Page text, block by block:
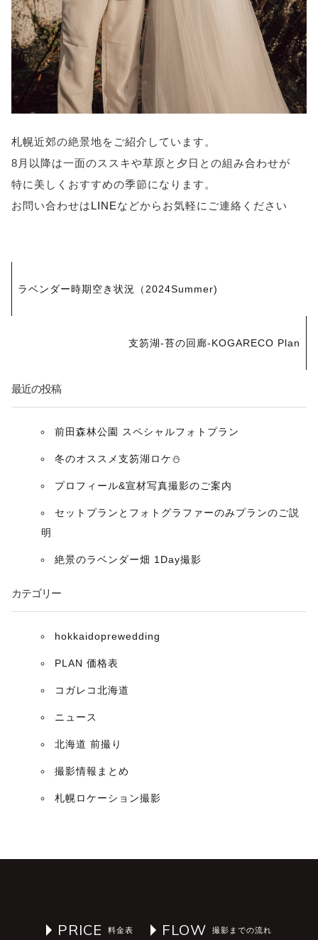
札幌近郊の絶景地をご紹介しています。
8月以降は一面のススキや草原と夕日との組み合わせが
特に美しくおすすめの季節になります。
お問い合わせはLINEなどからお気軽にご連絡ください
投
稿
ゲ
ラベンダー時期空き状況（2024Summer)
支笏湖-苔の回廊-KOGARECO Plan
最近の投稿
前田森林公園 スペシャルフォトプラン
冬のオススメ支笏湖ロケ⛄️
プロフィール&宣材写真撮影のご案内
セットプランとフォトグラファーのみプランのご説
明
絶景のラベンダー畑 1Day撮影
カテゴリー
hokkaidoprewedding
PLAN 価格表
コガレコ北海道
ニュース
北海道 前撮り
撮影情報まとめ
札幌ロケーション撮影
PRICE FLOW